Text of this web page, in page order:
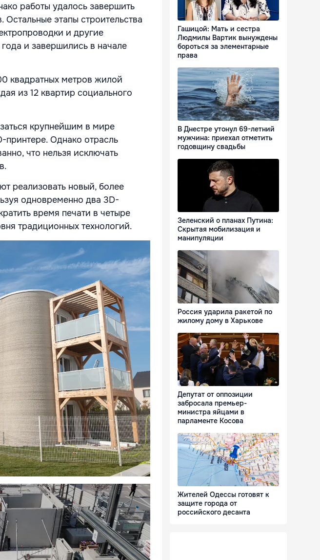
работы удалось завершить
этапы строительства
и другие
и завершились в начале
квадратных метров жилой
из 12 квартир социального
крупнейшим в мире
принтере. Однако отрасль
что нельзя исключать
реализовать новый, более
одновременно два 3D-
время печати в четыре
традиционных технологий.
Гашицой: Мать и сестра
Людмилы Вартик вынуждены
бороться за элементарные
права
В Днестре утонул 69-летний
мужчина: приехал отметить
годовщину свадьбы
Зеленский о планах Путина:
Скрытая мобилизация и
манипуляции
Россия ударила ракетой по
жилому дому в Харькове
Депутат от оппозиции
забросала премьер-
министра яйцами в
парламенте Косова
Жителей Одессы готовят к
защите города от
российского десанта